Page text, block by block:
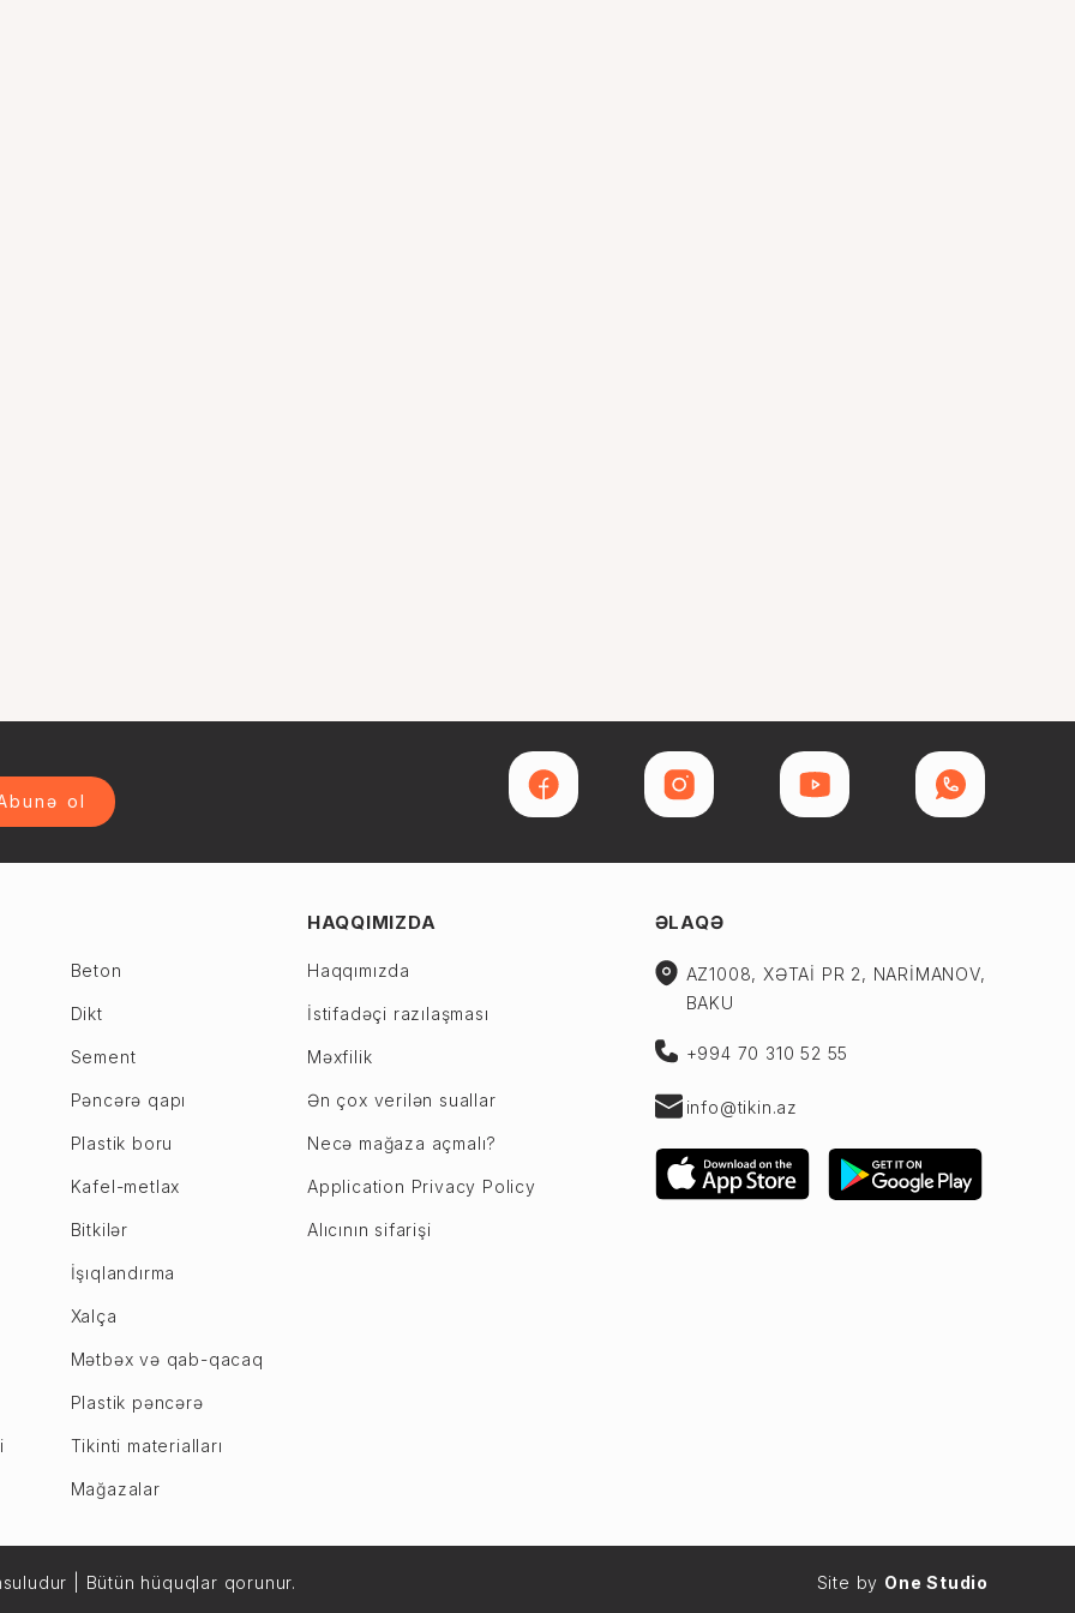
izləyərək müxtəlif satıcıların təklif etdiyi sərfəli qiymətlərdən yararlana bilərsiniz.
ol
Beton
Dikt
Sement
Pəncərə qapı
Plastik boru
Kafel-metlax
Bitkilər
İşıqlandırma
Xalça
Mətbəx və qab-qacaq
Plastik pəncərə
Tikinti materialları
Mağazalar
HAQQIMIZDA
Haqqımızda
İstifadəçi razılaşması
Məxfilik
Ən çox verilən suallar
Necə mağaza açmalı?
Application Privacy Policy
Alıcının sifarişi
ƏLAQƏ
AZ1008, XƏTAİ PR 2, NARİMANOV,
BAKU
+994 70 310 52 55
info@tikin.az
| Bütün hüquqlar qorunur. Site by One Studio